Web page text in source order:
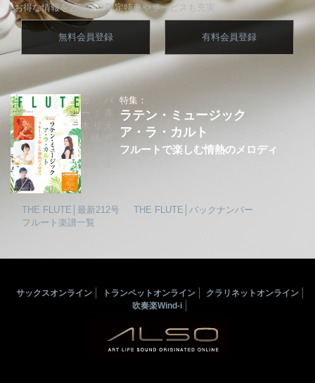
お得な情報をお届け、限定特典やサービスも充実
無料会員登録 有料会員登録
特集：
ラテン・ミュージック
ア・ラ・カルト
フルートで楽しむ情熱のメロディ
カバ
ー：赤
木りえ
THE FLUTE│最新212号
THE FLUTE│バックナンバー
フルート楽譜一覧
サックスオンライン トランペットオンライン
クラリネットオンライン
吹奏楽Wind-i